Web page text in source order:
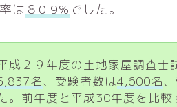
は ８0.9%でした。
成２９年度の土地家屋調査士
名、受験者数は4,600名
。前年度と平成30年度を比